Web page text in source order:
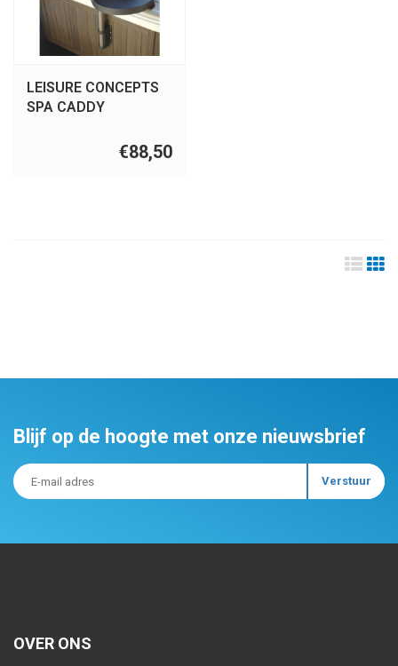
LEISURE CONCEPTS
SPA CADDY
€88,50
Blijf op de hoogte met onze nieuwsbrief
OVER ONS